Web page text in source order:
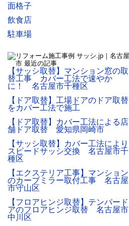
面格子
飲食店
駐車場
【サッシ取替】マンション窓の取
替工事 カバー工法で速やか
に！ 名古屋市千種区
【ドア取替】工場ドアのドア取替
をカバー工法で施工
【ドア取替】カバー工法による店
舗ドア取替 愛知県岡崎市
【サッシ取替】カバー工法により
スピードサッシ交換 名古屋市千
種区
【エクステリア工事】マンション
のカーブミラー取付工事 名古屋
市守山区
【フロアヒンジ取替】テンパード
アのフロアヒンジ取替 名古屋市
中川区